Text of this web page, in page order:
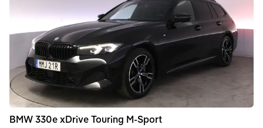
BMW 330e xDrive Touring M-Sport